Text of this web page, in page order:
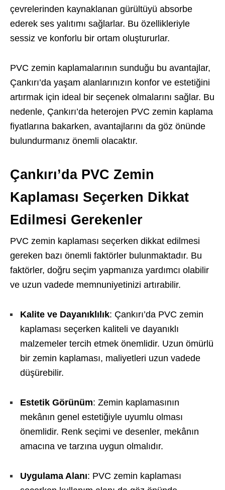
çevrelerinden kaynaklanan gürültüyü absorbe
ederek ses yalıtımı sağlarlar. Bu özellikleriyle
sessiz ve konforlu bir ortam oluştururlar.
PVC zemin kaplamalarının sunduğu bu avantajlar,
Çankırı’da yaşam alanlarınızın konfor ve estetiğini
artırmak için ideal bir seçenek olmalarını sağlar. Bu
nedenle, Çankırı’da heterojen PVC zemin kaplama
fiyatlarına bakarken, avantajlarını da göz önünde
bulundurmanız önemli olacaktır.
Çankırı’da PVC Zemin
Kaplaması Seçerken Dikkat
Edilmesi Gerekenler
PVC zemin kaplaması seçerken dikkat edilmesi
gereken bazı önemli faktörler bulunmaktadır. Bu
faktörler, doğru seçim yapmanıza yardımcı olabilir
ve uzun vadede memnuniyetinizi artırabilir.
Kalite ve Dayanıklılık: Çankırı’da PVC zemin
kaplaması seçerken kaliteli ve dayanıklı
malzemeler tercih etmek önemlidir. Uzun ömürlü
bir zemin kaplaması, maliyetleri uzun vadede
düşürebilir.
Estetik Görünüm: Zemin kaplamasının
mekânın genel estetiğiyle uyumlu olması
önemlidir. Renk seçimi ve desenler, mekânın
amacına ve tarzına uygun olmalıdır.
Uygulama Alanı: PVC zemin kaplaması